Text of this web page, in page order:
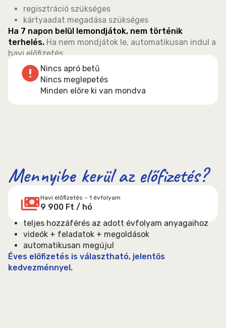
regisztráció szükséges
kártyaadat megadása szükséges
Ha 7 napon belül lemondjátok, nem történik
terhelés. Ha nem mondjátok le, automatikusan indul a
havi előfizetés.
Nincs apró betű
Nincs meglepetés
Minden előre ki van mondva
Mennyibe kerül az előfizetés?
Havi előfizetés – 1 évfolyam
9 900 Ft / hó
teljes hozzáférés az adott évfolyam anyagaihoz
videók + feladatok + megoldások
automatikusan megújul
Éves előfizetés is választható, jelentős
kedvezménnyel.